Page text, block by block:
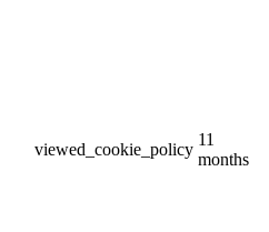
viewed_cookie_policy
11
months